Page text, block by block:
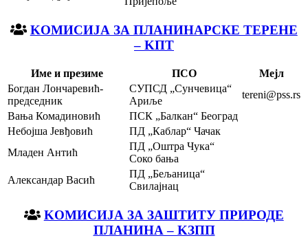
KOМИСИЈА ЗА ПЛАНИНАРСКЕ ТЕРЕНЕ
– KПТ
Име и презиме ПСО
Мејл
Богдан Лончаревић-
председник
СУПСД „Сунчевица“
Ариље
tereni@pss.rs
Вања Комадиновић
ПСК „Балкан“ Београд
Небојша Јевђовић
ПД „Каблар“ Чачак
Младен Антић
ПД „Оштра Чука“
Соко бања
Александар Васић
ПД „Бељаница“
Свилајнац
KOМИСИЈА ЗА ЗАШТИТУ ПРИРОДЕ
ПЛАНИНА – KЗПП